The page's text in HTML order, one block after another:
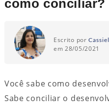
como conciliar?
Escrito por
em 28/05/2021
Você sabe como
Sabe conciliar o